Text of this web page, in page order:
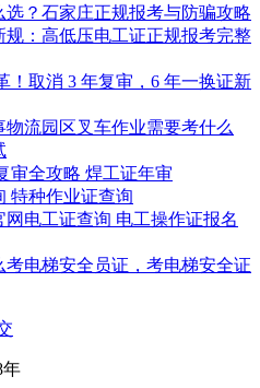
选？石家庄正规报考与防骗攻略
规：高低压电工证正规报考完整
！取消 3 年复审，6 年一换证新
流园区叉车作业需要考什么
审全攻略 焊工证年审
特种作业证查询
网电工证查询 电工操作证报名
考电梯安全员证，考电梯安全证
年